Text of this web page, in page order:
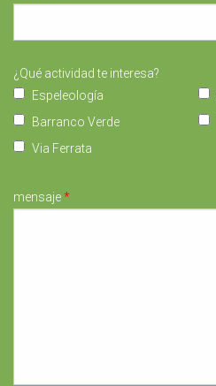
¿Qué actividad te interesa?
Espeleología
Barranco Verde
Via Ferrata
mensaje*